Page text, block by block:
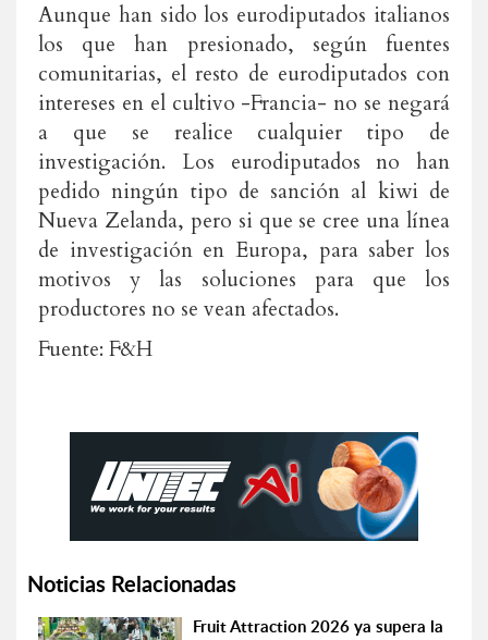
Aunque han sido los eurodiputados italianos
los que han presionado, según fuentes
comunitarias, el resto de eurodiputados con
intereses en el cultivo -Francia- no se negará
a que se realice cualquier tipo de
investigación. Los eurodiputados no han
pedido ningún tipo de sanción al kiwi de
Nueva Zelanda, pero si que se cree una línea
de investigación en Europa, para saber los
motivos y las soluciones para que los
productores no se vean afectados.
Fuente: F&H
Noticias Relacionadas
Fruit Attraction 2026 ya supera la